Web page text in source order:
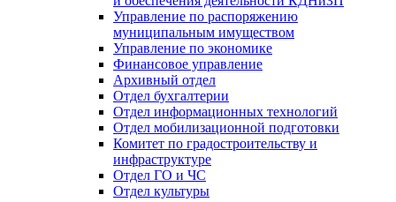
Управление по распоряжению
муниципальным имуществом
Управление по экономике
Финансовое управление
Архивный отдел
Отдел бухгалтерии
Отдел информационных технологий
Отдел мобилизационной подготовки
Комитет по градостроительству и
инфраструктуре
Отдел ГО и ЧС
Отдел культуры